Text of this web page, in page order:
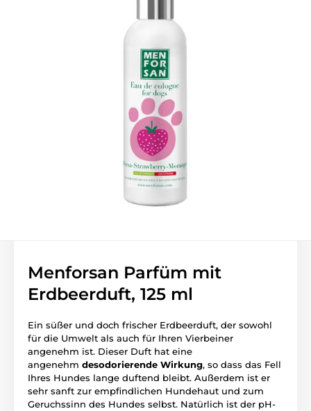
Menforsan Parfüm mit
Erdbeerduft, 125 ml
Ein süßer und doch frischer Erdbeerduft, der sowohl
für die Umwelt als auch für Ihren Vierbeiner
angenehm ist. Dieser Duft hat eine
angenehm desodorierende Wirkung, so dass das Fell
Ihres Hundes lange duftend bleibt. Außerdem ist er
sehr sanft zur empfindlichen Hundehaut und zum
Geruchssinn des Hundes selbst. Natürlich ist der pH-